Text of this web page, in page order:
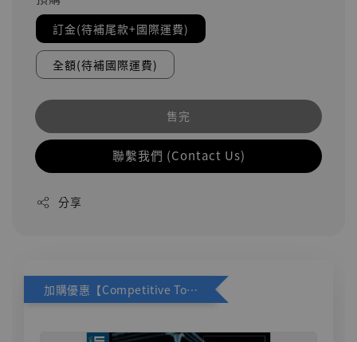
訂金(待補尾款+國際運費)
全額(待補國際運費)
售完
聯繫我們 (Contact Us)
分享
加購優惠【Competitive Toys 梅西 [CM001]】